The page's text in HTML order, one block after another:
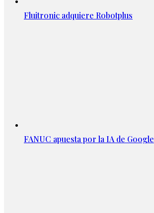
Fluitronic adquiere Robotplus
FANUC apuesta por la IA de Google